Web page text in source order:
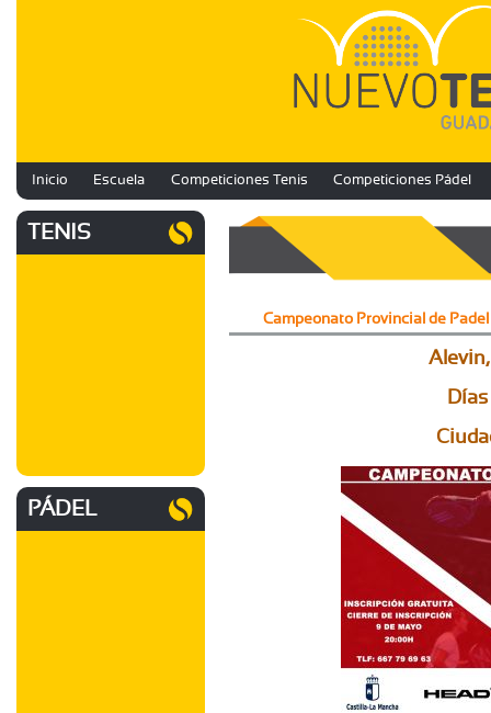
Inicio Escuela Competiciones Tenis Competiciones Pádel
TENIS
PÁDEL
Campeonato Provincial de
Días